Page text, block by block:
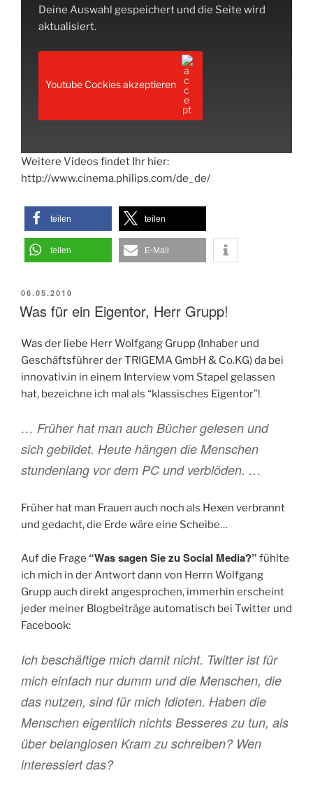
Deine Auswahl gespeichert und die Seite wird
aktualisiert.
Youtube Cockies akzeptieren
Weitere Videos findet Ihr hier:
http://www.cinema.philips.com/de_de/
teilen teilen
teilen E-Mail
VERÖFFENTLICHT
AM
06.05.2010
Was für ein Eigentor, Herr Grupp!
Was der liebe Herr Wolfgang Grupp (Inhaber und
Geschäftsführer der TRIGEMA GmbH & Co.KG) da bei
innovativ.in in einem Interview vom Stapel gelassen
hat, bezeichne ich mal als “klassisches Eigentor”!
… Früher hat man auch Bücher gelesen und
sich gebildet. Heute hängen die Menschen
stundenlang vor dem PC und verblöden. …
Früher hat man Frauen auch noch als Hexen verbrannt
und gedacht, die Erde wäre eine Scheibe…
Auf die Frage “Was sagen Sie zu Social Media?” fühlte
ich mich in der Antwort dann von Herrn Wolfgang
Grupp auch direkt angesprochen, immerhin erscheint
jeder meiner Blogbeiträge automatisch bei Twitter und
Facebook:
Ich beschäftige mich damit nicht. Twitter ist für
mich einfach nur dumm und die Menschen, die
das nutzen, sind für mich Idioten. Haben die
Menschen eigentlich nichts Besseres zu tun, als
über belanglosen Kram zu schreiben? Wen
interessiert das?